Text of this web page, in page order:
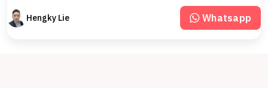
Hengky Lie Whatsapp